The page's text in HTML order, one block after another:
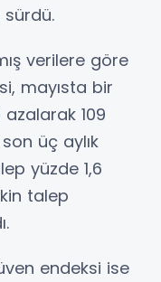
verilere göre
mayısta bir
109
üç aylık
yüzde 1,6
talep
endeksi ise